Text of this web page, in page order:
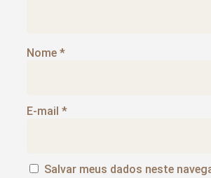
Nome *
E-mail *
Salvar meus dados neste